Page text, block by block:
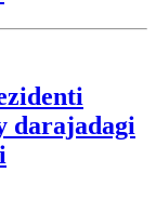
darajadagi